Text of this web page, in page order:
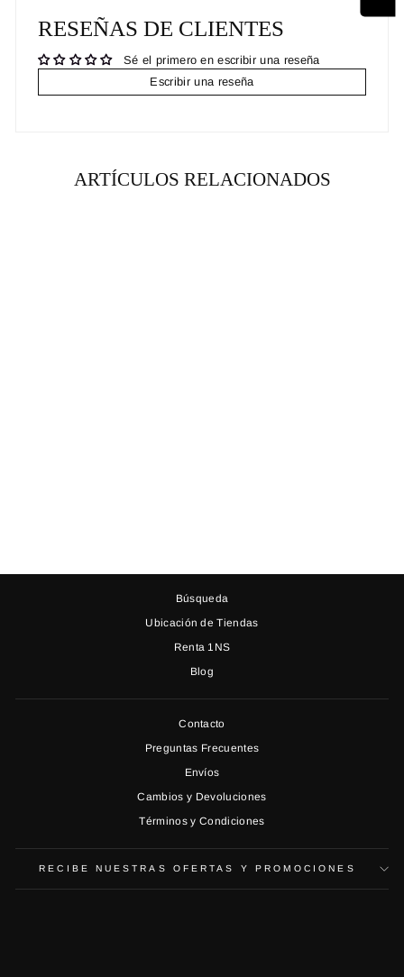
RESEÑAS DE CLIENTES
Sé el primero en escribir una reseña
Escribir una reseña
ARTÍCULOS RELACIONADOS
Búsqueda
Ubicación de Tiendas
Renta 1NS
Blog
Contacto
Preguntas Frecuentes
Envíos
Cambios y Devoluciones
Términos y Condiciones
RECIBE NUESTRAS OFERTAS Y PROMOCIONES